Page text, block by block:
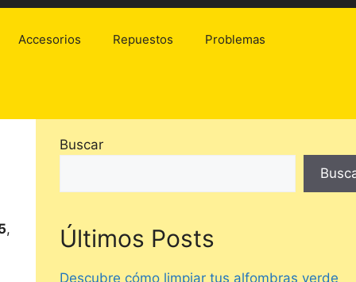
Accesorios Repuestos Problemas
,
Buscar
Últimos Posts
Descubre cómo limpiar tus alfombras verde